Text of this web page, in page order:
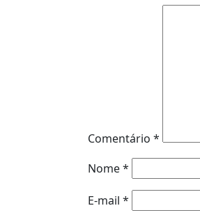
Comentário *
Nome*
E-mail *